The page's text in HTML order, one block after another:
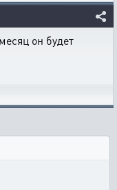
он будет